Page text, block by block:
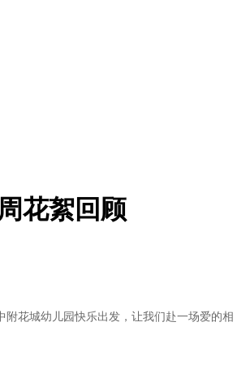
花絮回顾
花城幼儿园快乐出发，让我们赴一场爱的相